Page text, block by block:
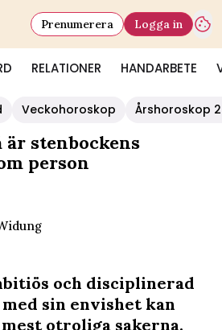
RELATIONER HANDARBETE
Prenumerera Logga in
Veckohoroskop Årshoroskop
är stenbockens
person
och disciplinerad
sin envishet kan
otroliga sakerna.